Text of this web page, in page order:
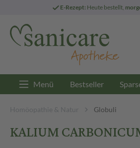
E-Rezept: Heute bestellt,
Menü Bestseller
Homöopathie & Natur Globuli
KALIUM